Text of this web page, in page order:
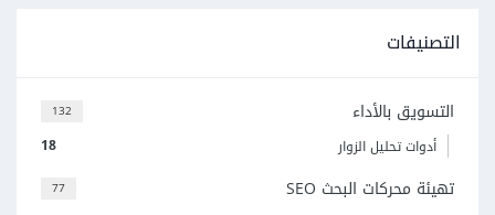
التصنيفات
132 التسويق بالأداء
18 أدوات تحليل الزوار
77 تهيئة محركات البحث SEO